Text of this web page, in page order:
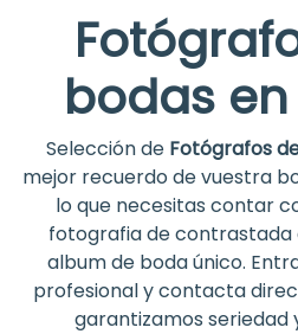
bodas
Selección de Fotógrafos
mejor recuerdo de vuestra
lo que necesitas contar
fotografia de contrastada
album de boda único.
profesional y contacta
garantizamos seriedad